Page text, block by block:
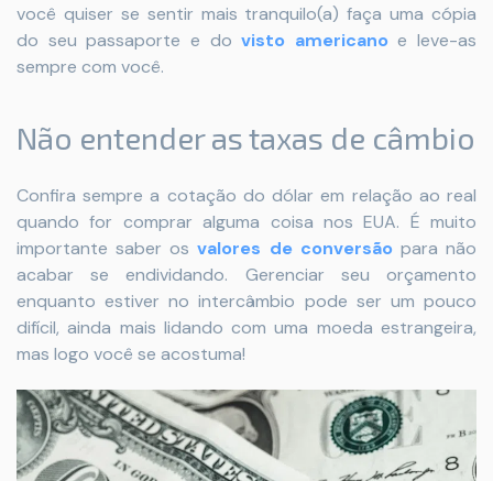
você quiser se sentir mais tranquilo(a) faça uma cópia
do seu passaporte e dovisto americano e leve-as
sempre com você.
Não entender as taxas de câmbio
Confira sempre a cotação do dólar em relação ao real
quando for comprar alguma coisa nos EUA. É muito
importante saber osvalores de conversão para não
acabar se endividando. Gerenciar seu orçamento
enquanto estiver no intercâmbio pode ser um pouco
difícil, ainda mais lidando com uma moeda estrangeira,
mas logo você se acostuma!